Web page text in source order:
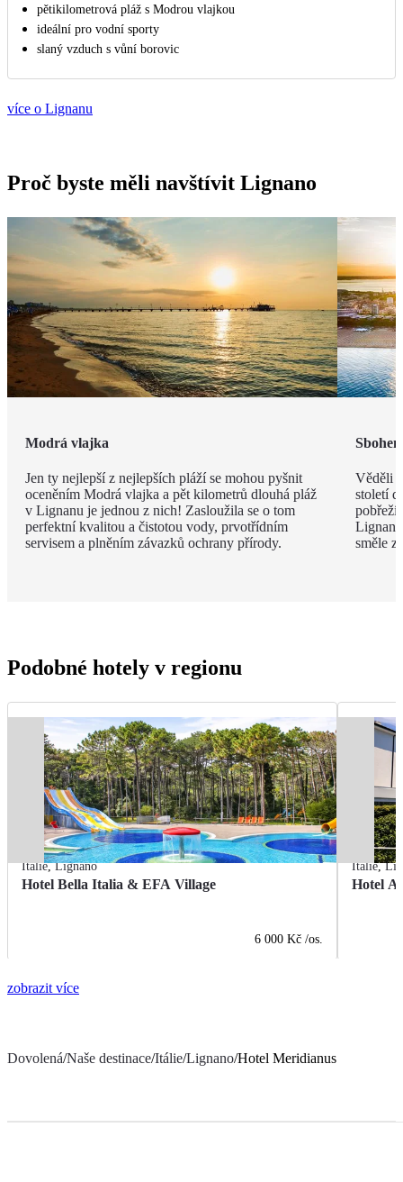
pětikilometrová pláž s Modrou vlajkou
ideální pro vodní sporty
slaný vzduch s vůní borovic
více o Lignanu
Proč byste měli navštívit Lignano
Modrá vlajka
Jen ty nejlepší z nejlepších pláží se mohou pyšnit
oceněním Modrá vlajka a pět kilometrů dlouhá pláž
v Lignanu je jednou z nich! Zasloužila se o tom
perfektní kvalitou a čistotou vody, prvotřídním
servisem a plněním závazků ochrany přírody.
Věděli
století
pobřeží
směle
Podobné hotely v regionu
Itálie,Lignano
Hotel Bella Italia & EFA Village
6 000 Kč /os.
Itálie,
Hotel
zobrazit více
Dovolená/Naše destinace/Itálie/Lignano/Hotel Meridianus